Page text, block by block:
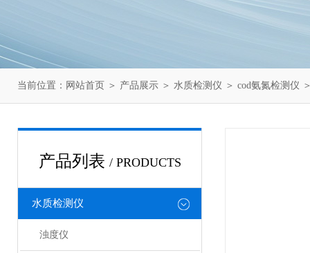
当前位置： 网站首页 ＞ 产品展示 ＞ 水质检测仪 ＞ cod氨氮检测仪
产品列表 / PRODUCTS
水质检测仪
浊度仪